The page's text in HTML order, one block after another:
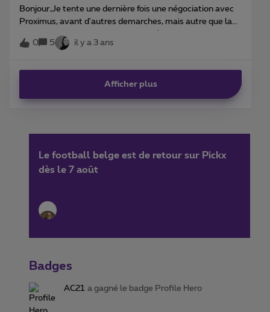
Bonjour,Je tente une dernière fois une négociation avec
Proximus, avant d'autres demarches, mais autre que la
conciliation. Je m'explique:" Le 24 décembre 2022, en
début de soiree, j'envoie comme chaque année mes
répertoire.Après quelques secondes je reçois une
notification, ce message n'a pas pu être envoyé. Je ne
m'inquiète pas en pensant que cela devait être saturé, et
Proximus, pour me signifier que ma carte est
paragraphe 4.1 et 4.2 du règlement d'utilisation.Je
téléphone au service clientèle, pas de réponse.Dimanche,
j'ai le service clientèle, et ils ne savent rien faire car le
boutique.Ce que je fais. Et la, je montre le message a
0 5 il y a 3 ans
Afficher plus
Le football belge est de retour sur Pickx
dès le 7 août
Badges
AC21 a gagné le badge Profile Hero